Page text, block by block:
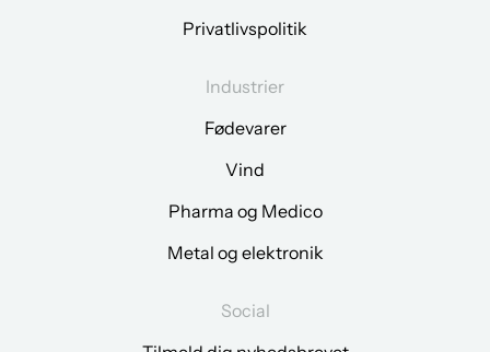
Privatlivspolitik
Industrier
Fødevarer
Vind
Pharma og Medico
Metal og elektronik
Social